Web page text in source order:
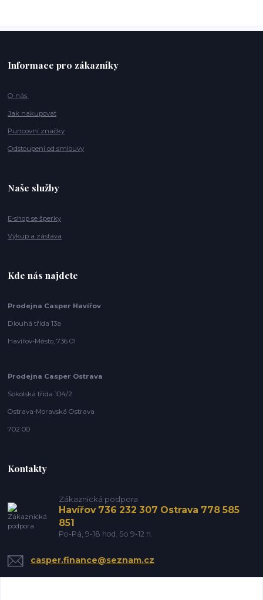
Informace pro zákazníky
O nás
Jak nakupovat
Puncovní značky
Odstoupení od smlouvy
Naše služby
E-shop se šperky
Výkup a zástava
Kde nás najdete
Prodejna Casper Havířov
Dlouhá třída 13a
Havířov-Město, 736 01
Prodejna Casper Ostrava
Sokolská třída 104/2
Ostrava-Moravská Ostrava
702 00
Kontakty
Zákaznická podpora
Havířov 736 232 307 Ostrava 778 585
851
Po-Pá, 9-18 hod. So 9-12 h.
casper.finance@seznam.cz